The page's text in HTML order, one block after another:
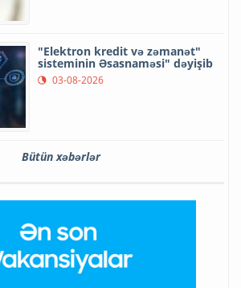
"Elektron kredit və zəmanət"
sisteminin Əsasnaməsi" dəyişib
03-08-2026
Bütün xəbərlər